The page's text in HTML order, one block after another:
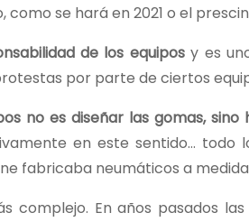
como se hará en 2021 o el
de los equiposy es
por parte de ciertos
no es diseñar las gomas,
en este sentido…
fabricaba neumáticos a
complejo. En años pasados